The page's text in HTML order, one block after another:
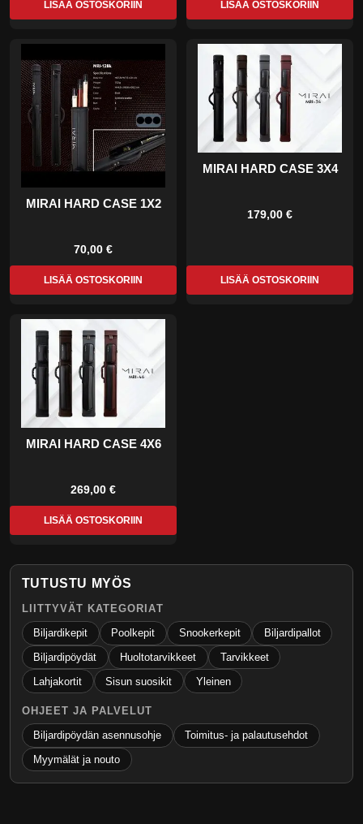
LISÄÄ OSTOSKORIIN LISÄÄ OSTOSKORIIN
MIRAI HARD CASE 1X2
70,00 €
LISÄÄ OSTOSKORIIN
MIRAI HARD CASE 3X4
179,00 €
LISÄÄ OSTOSKORIIN
MIRAI HARD CASE 4X6
269,00 €
LISÄÄ OSTOSKORIIN
TUTUSTU MYÖS
LIITTYVÄT KATEGORIAT
Biljardikepit Poolkepit Snookerkepit
Biljardipallot
Biljardipöydät
Huoltotarvikkeet
Tarvikkeet
Lahjakortit
Sisun suosikit Yleinen
OHJEET JA PALVELUT
Biljardipöydän asennusohje
Toimitus- ja palautusehdot
Myymälät ja nouto